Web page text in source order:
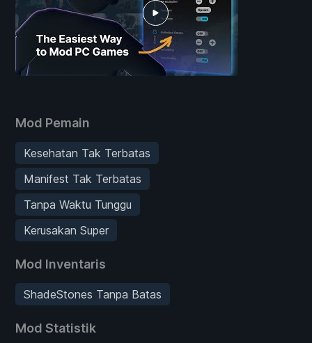
Mod Pemain
Kesehatan Tak Terbatas
Manifest Tak Terbatas
Tanpa Waktu Tunggu
Kerusakan Super
Mod Inventaris
ShadeStones Tanpa Batas
Mod Statistik